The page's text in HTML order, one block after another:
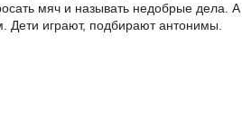
мяч и называть недобрые дела. А
Дети играют, подбирают антонимы.